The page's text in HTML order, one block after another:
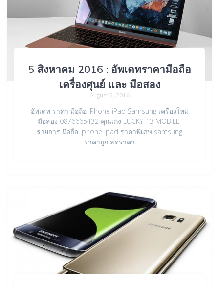
5 สิงหาคม 2016 : อัพเดทราคามือถือ
เครื่องศุนย์ และ มือสอง
August 5, 2016
อัพเดท ราคา มือถือ iPhone iPad Samsung เครื่องใหม่
มือสอง 0876665432 คุณเก่ง LUCKY-13 MOBILE
รายการ มือถือ iphone ipad ราคาพิเศษ samsung
ราคาถูก ลดราคา